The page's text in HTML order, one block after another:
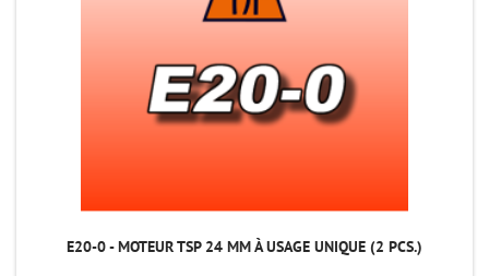
E20-0 - MOTEUR TSP 24 MM À USAGE UNIQUE (2 PCS.)